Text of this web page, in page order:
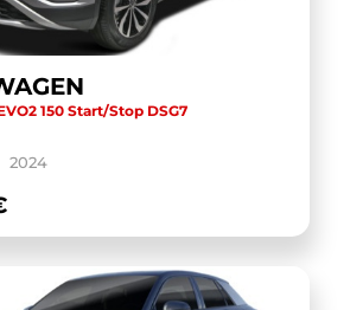
(1)
CABINE APPROFONDIE
FOURGON
150 Start/Stop DSG7
2024